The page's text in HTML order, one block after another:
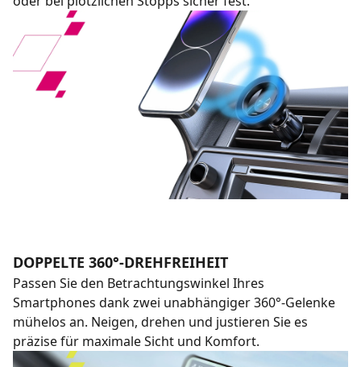
DOPPELTE 360°-DREHFREIHEIT
Passen Sie den Betrachtungswinkel Ihres
Smartphones dank zwei unabhängiger 360°-Gelenke
mühelos an. Neigen, drehen und justieren Sie es
präzise für maximale Sicht und Komfort.